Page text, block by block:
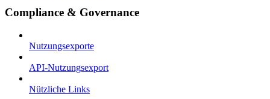
Compliance & Governance
Nutzungsexporte
API-Nutzungsexport
Nützliche Links